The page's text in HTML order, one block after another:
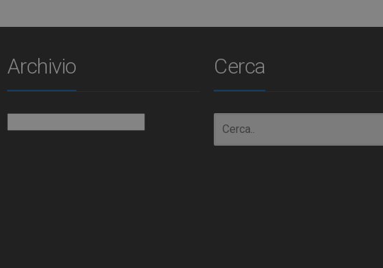
Archivio Cerca